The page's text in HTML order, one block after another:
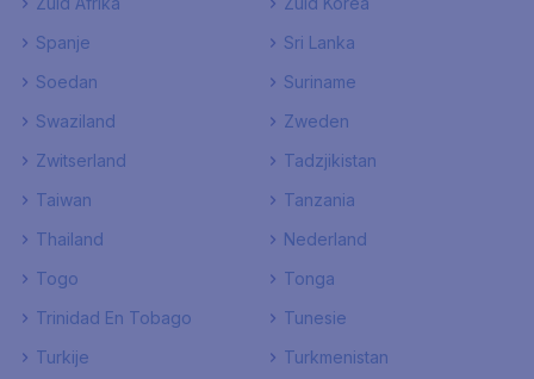
Spanje
Sri Lanka
Soedan
Suriname
Swaziland
Zweden
Zwitserland
Tadzjikistan
Taiwan
Tanzania
Thailand
Nederland
Togo
Tonga
Trinidad En Tobago
Tunesie
Turkije
Turkmenistan